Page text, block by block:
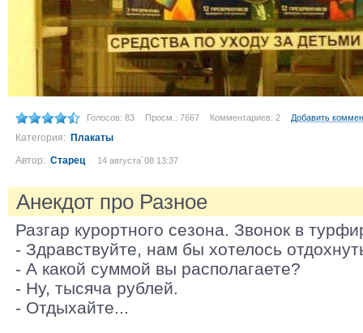
Голосов: 83 Просм.: 7667 Комментариев: 2 Добавить
Категория: Плакаты
Автор: Старец 14 августа´08 13:37
Анекдот про Разное
Разгар курортного сезона. Звонок в
- Здравствуйте, нам бы хотелось
- А какой суммой вы располагаете?
- Ну, тысяча рублей.
- Отдыхайте...